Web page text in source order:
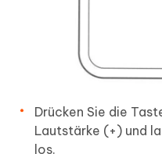
Drücken Sie die
Lautstärke (+) und
los.